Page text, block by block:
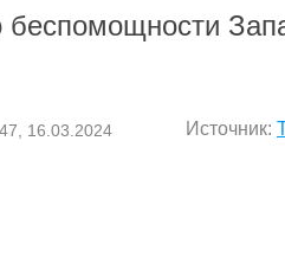
беспомощности
16.03.2024 Источник: